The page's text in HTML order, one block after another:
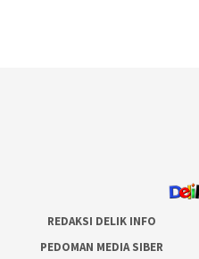
REDAKSI DELIK INFO
PEDOMAN MEDIA SIBER